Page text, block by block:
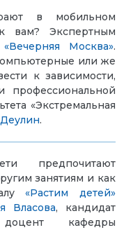
в мобильном
вам? Экспертным
«Вечерняя Москва».
или же
к зависимости,
профессиональной
«Экстремальная
.
предпочитают
занятиям и как
«Растим детей»
Власова, кандидат
доцент кафедры